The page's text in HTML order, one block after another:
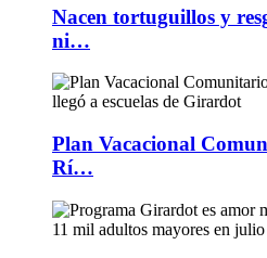
Nacen tortuguillos y
ni…
Plan Vacacional
Rí…